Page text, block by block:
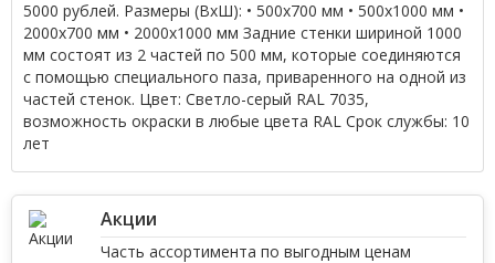
5000 рублей. Размеры (ВхШ): • 500х700 мм • 500х1000 мм •
2000х700 мм • 2000х1000 мм Задние стенки шириной 1000
мм состоят из 2 частей по 500 мм, которые соединяются
с помощью специального паза, приваренного на одной из
частей стенок. Цвет: Светло-серый RAL 7035,
возможность окраски в любые цвета RAL Cрок службы: 10
лет
Акции
Часть ассортимента по выгодным ценам